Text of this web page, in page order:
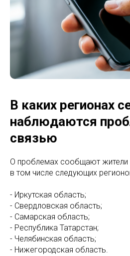
В каких регионах
наблюдаются
связью
О проблемах сообщают жители
в том числе следующих
- Иркутская область;
- Свердловская область;
- Самарская область;
- Республика Татарстан;
- Челябинская область;
- Нижегородская область.